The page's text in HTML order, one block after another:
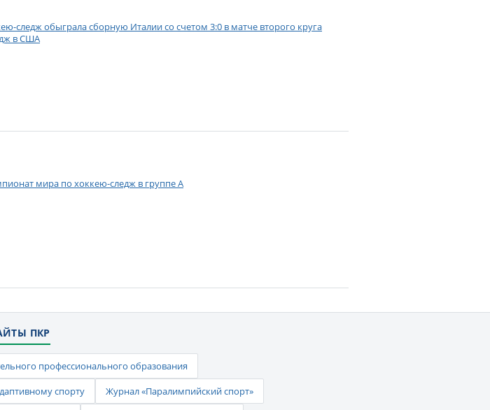
следж обыграла сборную Италии со счетом 3:0 в матче второго круга
в США
мира по хоккею-следж в группе А
ПКР
профессионального образования
спорту
Журнал «Паралимпийский спорт»